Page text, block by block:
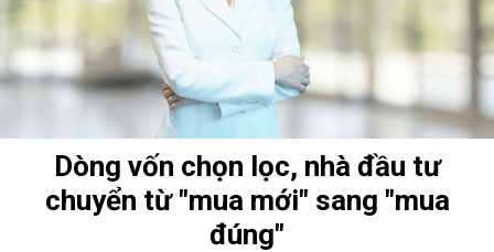
Dòng vốn chọn lọc, nhà đầu tư
chuyển từ "mua mới" sang "mua
đúng"